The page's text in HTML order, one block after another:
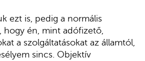
ezt is, pedig a normális
hogy én, mint adófizető,
a szolgáltatásokat az államtól,
sincs. Objektív